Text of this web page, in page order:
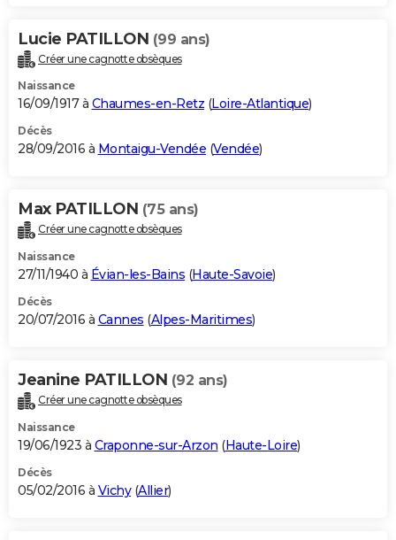
Lucie PATILLON (99 ans)
Créer une cagnotte obsèques
Naissance
16/09/1917 à Chaumes-en-Retz (Loire-Atlantique)
Décès
28/09/2016 à Montaigu-Vendée (Vendée)
Max PATILLON (75 ans)
Créer une cagnotte obsèques
Naissance
27/11/1940 à Évian-les-Bains (Haute-Savoie)
Décès
20/07/2016 à Cannes (Alpes-Maritimes)
Jeanine PATILLON (92 ans)
Créer une cagnotte obsèques
Naissance
19/06/1923 à Craponne-sur-Arzon (Haute-Loire)
Décès
05/02/2016 à Vichy(Allier)